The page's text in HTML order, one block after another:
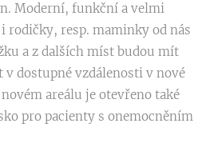
Moderní, funkční a velmi
rodičky, resp. maminky od nás
a z dalších míst budou mít
dostupné vzdálenosti v nové
areálu je otevřeno také
pro pacienty s onemocněním